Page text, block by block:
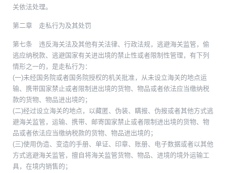
关依法处理。
第二章 走私行为及其处罚
第七条 违反海关法及其他有关法律、行政法规，逃避海关监管，偷
逃应纳税款、逃避国家有关进出境的禁止性或者限制性管理，有下列
情形之一的，是走私行为：
(一)未经国务院或者国务院授权的机关批准，从未设立海关的地点运
输、携带国家禁止或者限制进出境的货物、物品或者依法应当缴纳税
款的货物、物品进出境的；
(二)经过设立海关的地点，以藏匿、伪装、瞒报、伪报或者其他方式逃
避海关监管，运输、携带、邮寄国家禁止或者限制进出境的货物、物
品或者依法应当缴纳税款的货物、物品进出境的；
(三)使用伪造、变造的手册、单证、印章、账册、电子数据或者以其他
方式逃避海关监管，擅自将海关监管货物、物品、进境的境外运输工
具，在境内销售的；